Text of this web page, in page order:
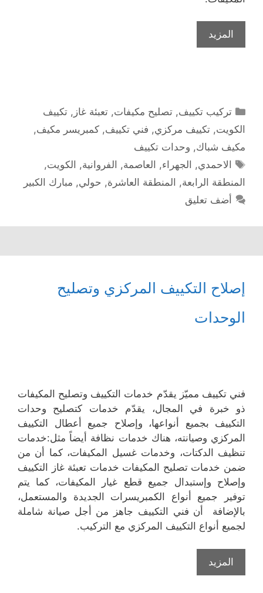
المزيد
التصنيفات
تركيب تكييف,تصليح مكيفات,تعبئة غاز ,تكييف
الكويت, تكييف مركزي, فني تكييف, كمبريسر مكيف,
مكيف شباك, وحدات تكييف
الوسوم
الاحمدي, الجهراء, العاصمة, الفروانية, الكويت,
المنطقة الرابعة, المنطقة العاشرة, حولي, مبارك الكبير
أضف تعليق
إصلاح التكييف المركزي وتصليح
الوحدات
فني تكييف مميّز يقدّم خدمات التكييف وتصليح المكيفات
ذو خبرة في المجال، يقدّم خدمات كتصليح وحدات
التكييف بجميع أنواعها، وإصلاح جميع أعطال التكييف
المركزي وصيانته، هناك خدمات نظافة أيضاً مثل:خدمات
تنظيف الدكتات، وخدمات غسيل المكيفات، كما أن من
ضمن خدمات تصليح المكيفات خدمات تعبئة غاز التكييف
وإصلاح وإستبدال جميع قطع غيار المكيفات، كما يتم
توفير جميع أنواع الكمبريسرات الجديدة والمستعمل،
بالإضافة أن فني التكييف جاهز من أجل صيانة شاملة
لجميع أنواع التكييف المركزي مع التركيب.
المزيد